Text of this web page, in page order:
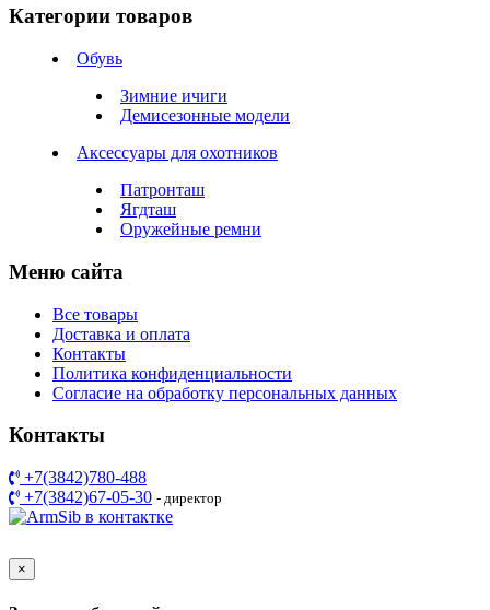
Категории товаров
Обувь
Зимние ичиги
Демисезонные модели
Аксессуары для охотников
Патронташ
Ягдташ
Оружейные ремни
Меню сайта
Все товары
Доставка и оплата
Контакты
Политика конфиденциальности
Согласие на обработку персональных данных
Контакты
+7(3842)780-488
+7(3842)67-05-30 - директор
×